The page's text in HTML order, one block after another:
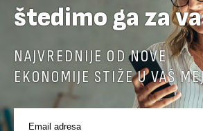
štedimo ga za
NAJVREDNIJE OD NOVE
EKONOMIJE STIŽE U VAŠ